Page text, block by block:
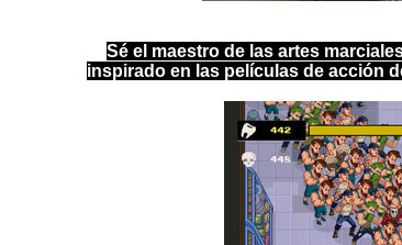
Sé el maestro de las artes
inspirado en las películas de acción